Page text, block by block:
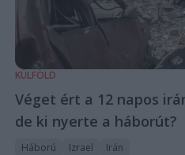
KÜLFÖLD
Véget ért a 12 napos
de ki nyerte a háborút?
Háború Izrael Irán